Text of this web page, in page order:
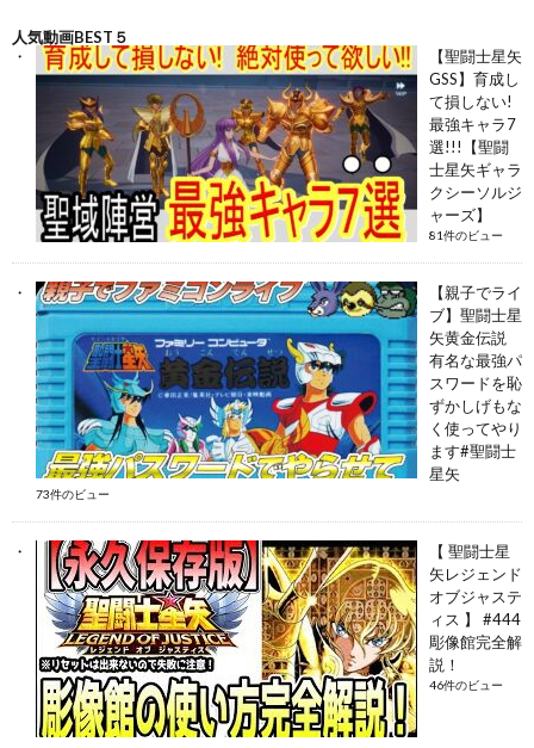
人気動画BEST５
【聖闘士星矢
GSS】育成し
て損しない!
最強キャラ7
選!!!【聖闘
士星矢ギャラ
クシーソルジ
ャーズ】
81件のビュー
【親子でライ
ブ】聖闘士星
矢黄金伝説
有名な最強パ
スワードを恥
ずかしげもな
く使ってやり
ます#聖闘士
星矢
73件のビュー
【 聖闘士星
矢レジェンド
オブジャステ
ィス 】 #444
彫像館完全解
説！
46件のビュー